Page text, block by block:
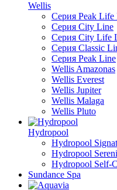
Wellis
Серия Peak Life
Серия City Line
Серия City Life
Серия Classic
Серия Peak Line
Wellis Amazonas
Wellis Everest
Wellis Jupiter
Wellis Malaga
Wellis Pluto
Hydropool
Hydropool
Hydropool
Hydropool Self-
Sundance Spa